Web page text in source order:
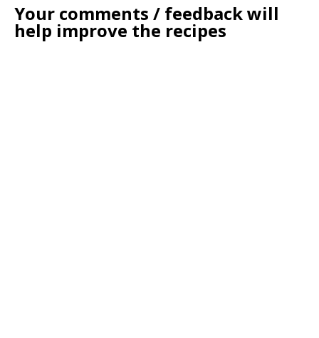
Your comments / feedback will
help improve the recipes